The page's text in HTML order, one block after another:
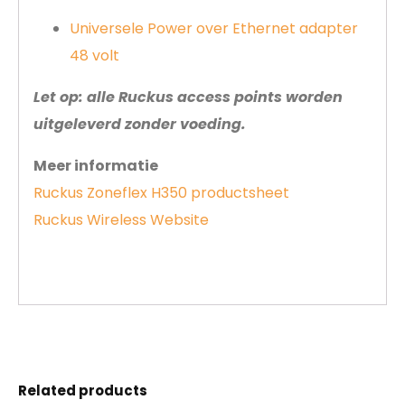
Universele Power over Ethernet adapter
48 volt
Let op: alle Ruckus access points worden
uitgeleverd zonder voeding.
Meer informatie
Ruckus Zoneflex H350 productsheet
Ruckus Wireless Website
Related products